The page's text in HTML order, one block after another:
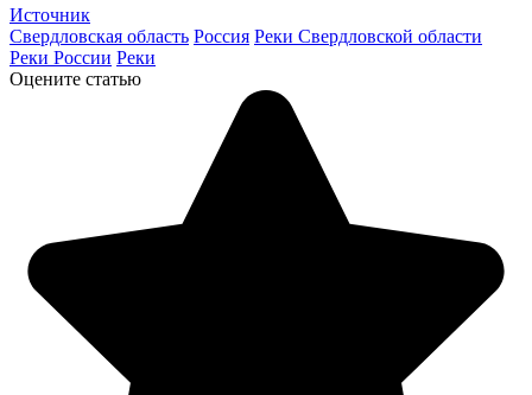
Источник
Свердловская область Россия Реки Свердловской области
Реки России Реки
Оцените статью